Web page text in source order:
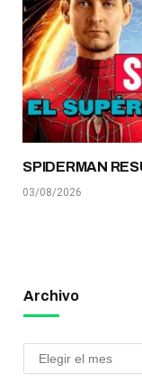
SPIDERMAN
03/08/2026
Archivo